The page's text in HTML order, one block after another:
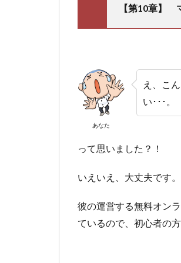
【第10章】
あなた
え、こ
い･･･。
って思いました？！
いえいえ、大丈夫です。
彼の運営する無料オン
ているので、初心者の